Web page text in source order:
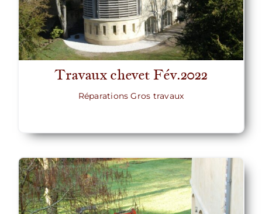
Travaux chevet Fév.2022
Réparations Gros travaux